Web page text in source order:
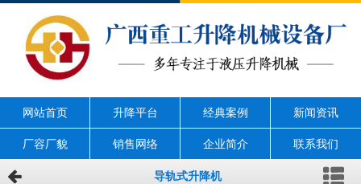
网站首页 升降平台 经典案例 新闻资讯
厂容厂貌 销售网络 企业简介 联系我们
导轨式升降机